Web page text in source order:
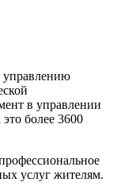
в управлении
более 3600
услуг жителям.